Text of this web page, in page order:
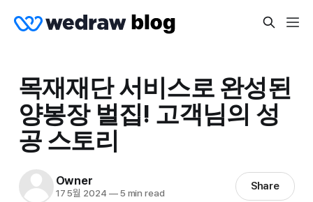
목재재단 서비스로 완성된
양봉장 벌집! 고객님의 성
공 스토리
Owner
17 5월 2024 —5 min read
Share